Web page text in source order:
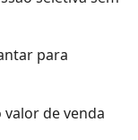
para
de venda